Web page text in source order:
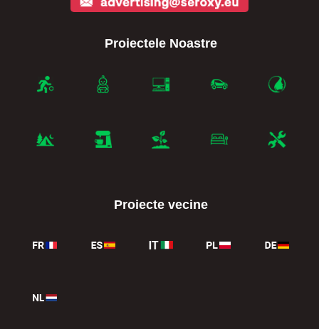
Proiectele Noastre
Proiecte vecine